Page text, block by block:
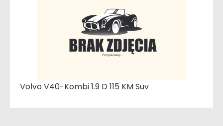
Volvo V40-Kombi 1.9 D 115 KM Suv